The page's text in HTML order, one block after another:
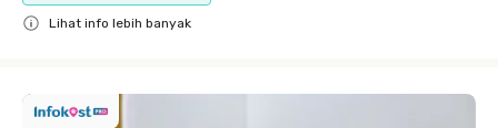
Lihat info lebih banyak